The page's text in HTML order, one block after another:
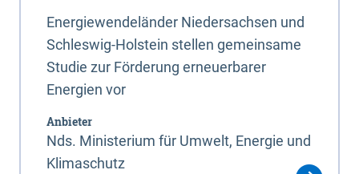
Energiewendeländer Niedersachsen und
Schleswig-Holstein stellen gemeinsame
Studie zur Förderung erneuerbarer
Energien vor
Anbieter
Nds. Ministerium für Umwelt, Energie und
Klimaschutz